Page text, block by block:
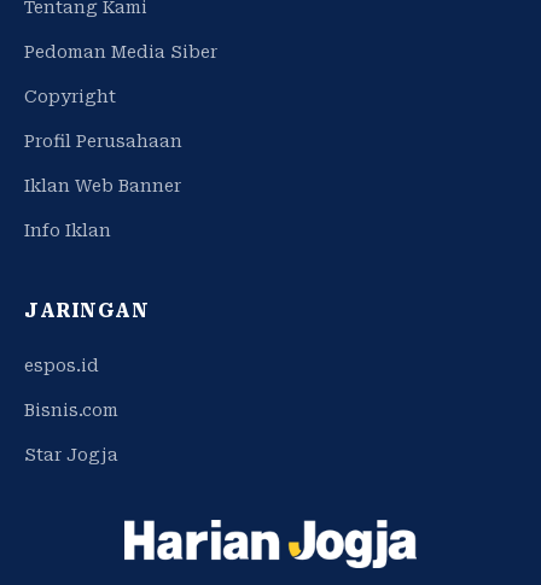
Tentang Kami
Pedoman Media Siber
Copyright
Profil Perusahaan
Iklan Web Banner
Info Iklan
JARINGAN
espos.id
Bisnis.com
Star Jogja